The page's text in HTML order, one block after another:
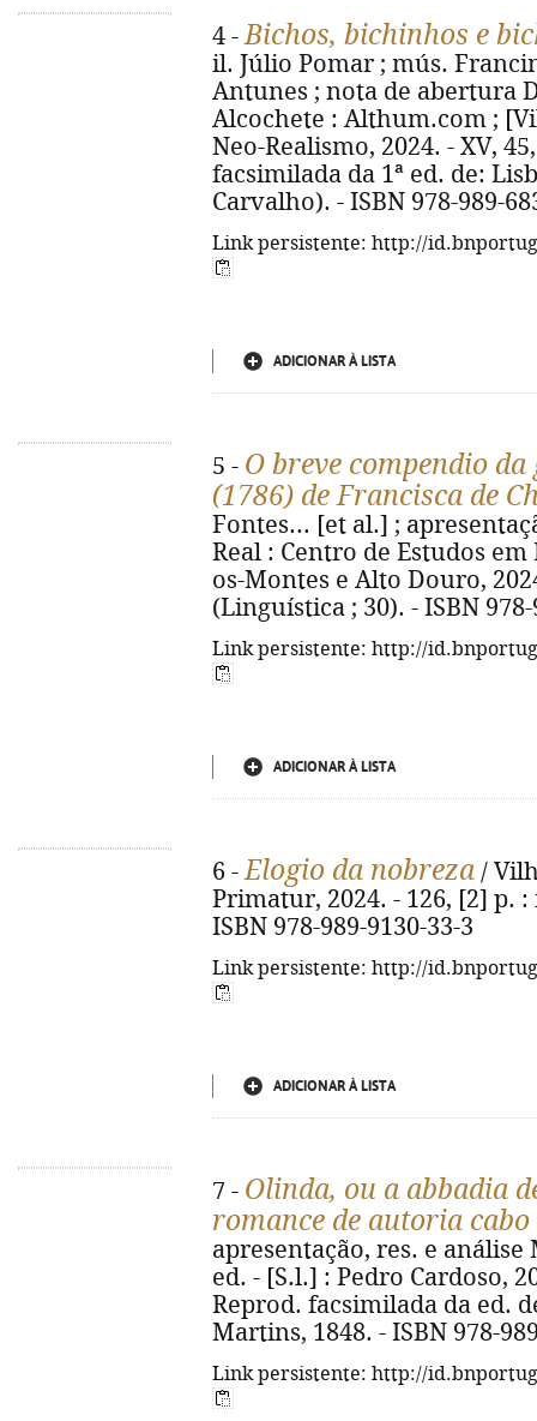
4 -Bichos, bichinhos e
il. Júlio Pomar ; mús.
Antunes ; nota de abertura
Alcochete : Althum.com ;
Neo-Realismo, 2024. - XV,
facsimilada da 1ª ed. de:
Carvalho). - ISBN 978-989-
Link persistente: http://
ADICIONAR À LISTA
5 - O breve compendio
(1786) de Francisca de
Fontes... [et al.] ;
Real : Centro de Estudos
os-Montes e Alto Douro,
(Linguística ; 30). - ISBN 978-
Link persistente: http://
ADICIONAR À LISTA
6 -Elogio da nobreza /
Primatur, 2024. - 126, [2] p.
ISBN 978-989-9130-33-3
Link persistente: http://
ADICIONAR À LISTA
7 - Olinda, ou a abbadia
romance de autoria
apresentação, res. e análise
ed. - [S.l.] : Pedro Cardoso,
Reprod. facsimilada da ed.
Martins, 1848. - ISBN 978-
Link persistente: http://